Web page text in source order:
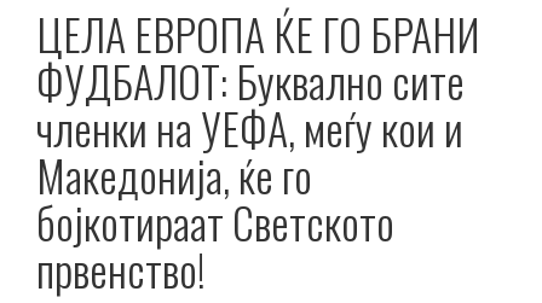
ЦЕЛА ЕВРОПА ЌЕ ГО БРАНИ
ФУДБАЛОТ: Буквално сите
членки на УЕФА, меѓу кои и
Македонија, ќе го
бојкотираат Светското
првенство!